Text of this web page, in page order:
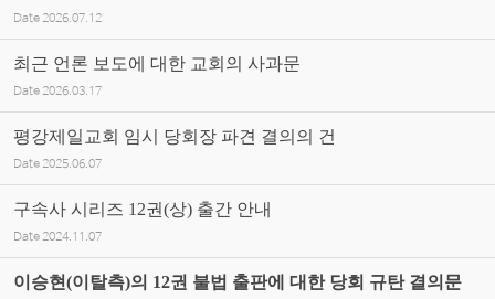
Date 2026.07.12
최근 언론 보도에 대한 교회의 사과문
Date 2026.03.17
평강제일교회 임시 당회장 파견 결의의 건
Date 2025.06.07
구속사 시리즈 12권(상) 출간 안내
Date 2024.11.07
이승현(이탈측)의 12권 불법 출판에 대한 당회 규탄 결의문